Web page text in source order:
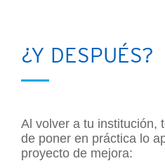
¿Y DESPUÉS?
Al volver a tu institución,
de poner en práctica lo
proyecto de mejora: